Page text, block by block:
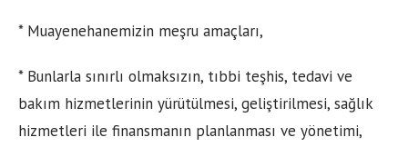
* Muayenehanemizin meşru amaçları,
* Bunlarla sınırlı olmaksızın, tıbbi teşhis, tedavi ve
bakım hizmetlerinin yürütülmesi, geliştirilmesi, sağlık
hizmetleri ile finansmanın planlanması ve yönetimi,